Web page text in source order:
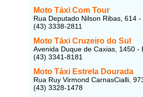
Moto Táxi Com Tour
Rua Deputado Nilson Ribas, 614
(43) 3338-2811
Moto Táxi Cruzeiro do Sul
Avenida Duque de Caxias, 1450
(43) 3341-8181
Moto Táxi Estrela Dourada
Rua Ruy Virmond CarnasCialli,
(43) 3328-1478